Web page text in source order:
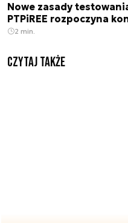
Nowe zasady
PTPiREE rozpoczyna
2 min.
Czytaj także